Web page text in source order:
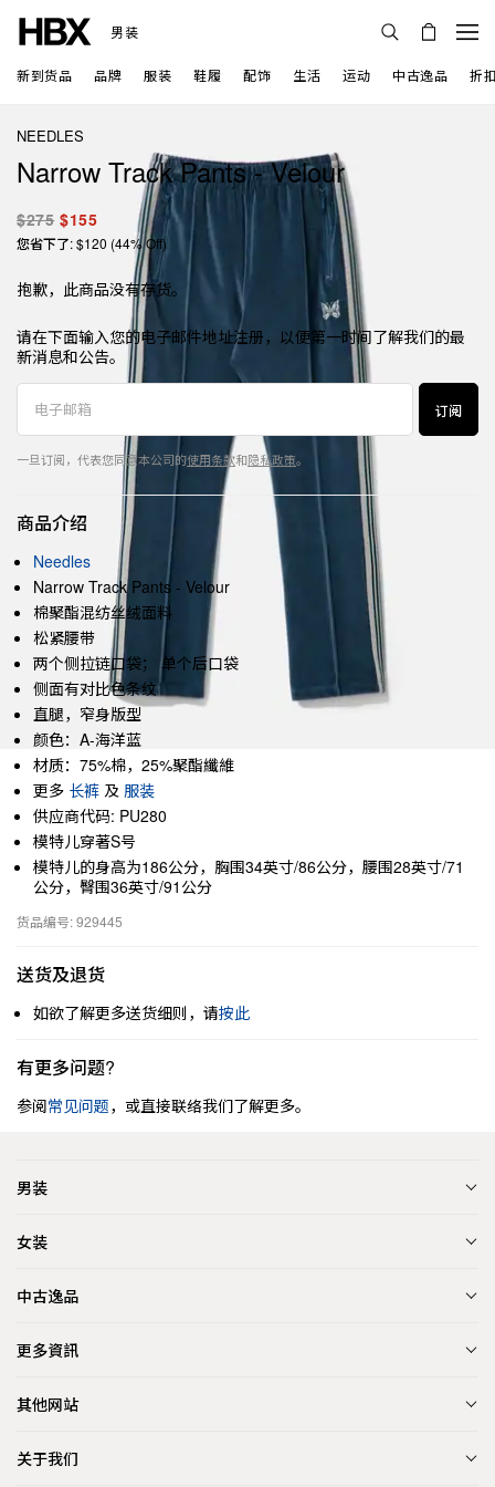
男装
新到货品 品牌 服装 鞋履 配饰 生活 运动 中古逸品 折
NEEDLES
Narrow Track Pants - Velour
$275 $155
您省下了: $120 (44% Off)
抱歉，此商品没有存货。
请在下面输入您的电子邮件地址注册，以便第一时间了解我们的最
新消息和公告。
订阅
一旦订阅，代表您同意本公司的使用条款和隐私政策。
商品介绍
Needles
Narrow Track Pants - Velour
棉聚酯混纺丝绒面料
松紧腰带
两个侧拉链口袋； 单个后口袋
侧面有对比色条纹
直腿，窄身版型
颜色：A-海洋蓝
材质：75%棉，25%聚酯纖維
更多 长裤 及 服装
供应商代码: PU280
模特儿穿著S号
模特儿的身高为186公分，胸围34英寸/86公分，腰围28英寸/71
公分，臀围36英寸/91公分
货品编号: 929445
送货及退货
如欲了解更多送货细则，请按此
有更多问题?
参阅常见问题，或直接联络我们了解更多。
男装
女装
中古逸品
更多資訊
其他网站
关于我们